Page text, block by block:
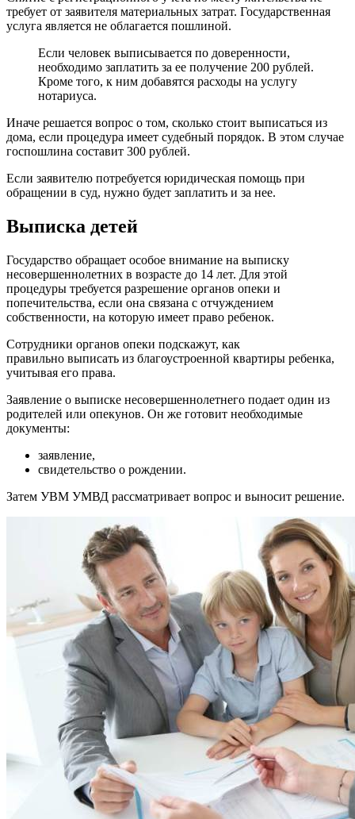
требует от заявителя материальных затрат. Государственная
услуга является не облагается пошлиной.
Если человек выписывается по доверенности,
необходимо заплатить за ее получение 200 рублей.
Кроме того, к ним добавятся расходы на услугу
нотариуса.
Иначе решается вопрос о том, сколько стоит выписаться из
дома, если процедура имеет судебный порядок. В этом случае
госпошлина составит 300 рублей.
Если заявителю потребуется юридическая помощь при
обращении в суд, нужно будет заплатить и за нее.
Выписка детей
Государство обращает особое внимание на выписку
несовершеннолетних в возрасте до 14 лет. Для этой
процедуры требуется разрешение органов опеки и
попечительства, если она связана с отчуждением
собственности, на которую имеет право ребенок.
Сотрудники органов опеки подскажут, как
правильно выписать из благоустроенной квартиры ребенка,
учитывая его права.
Заявление о выписке несовершеннолетнего подает один из
родителей или опекунов. Он же готовит необходимые
документы:
заявление,
свидетельство о рождении.
Затем УВМ УМВД рассматривает вопрос и выносит решение.